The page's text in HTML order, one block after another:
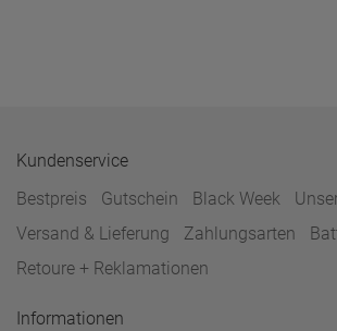
Kundenservice
Bestpreis
Gutschein Black Week
Versand & Lieferung
Zahlungsarten
Retoure + Reklamationen
Informationen